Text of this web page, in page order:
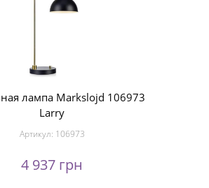
лампа Markslojd 106973
Larry
Артикул: 106973
4 937 грн